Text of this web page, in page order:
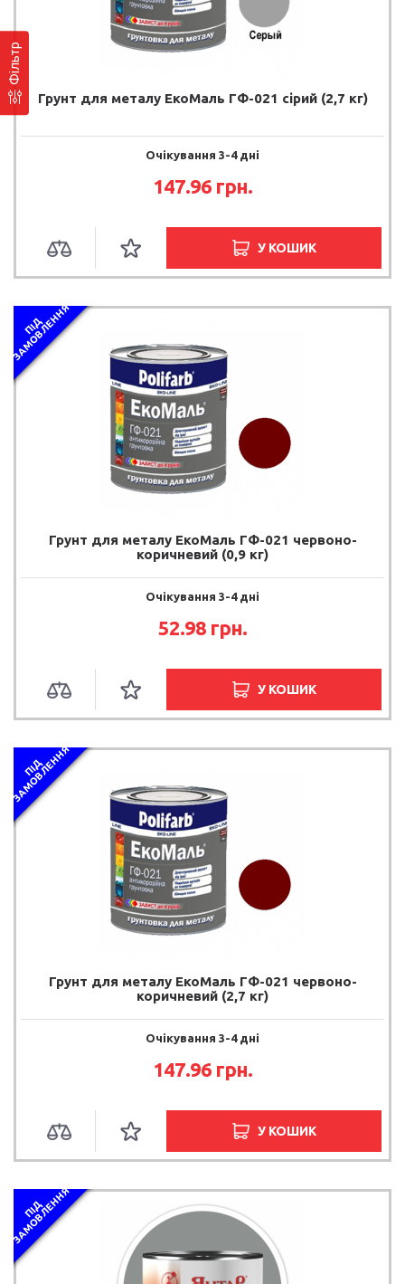
Фільтр
Грунт для металу ЕкоМаль ГФ-021 сірий (2,7 кг)
Очікування 3-4 дні
147.96 грн.
У КОШИК
П
І
Д
З
А
М
О
В
Л
Е
Н
Н
Я
Грунт для металу ЕкоМаль ГФ-021 червоно-
коричневий (0,9 кг)
Очікування 3-4 дні
52.98 грн.
У КОШИК
П
І
Д
З
А
М
О
В
Л
Е
Н
Н
Я
Грунт для металу ЕкоМаль ГФ-021 червоно-
коричневий (2,7 кг)
Очікування 3-4 дні
147.96 грн.
У КОШИК
П
І
Д
З
А
М
О
В
Л
Е
Н
Н
Я